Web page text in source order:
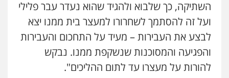
נוער רישום פלילי
0522763105
עו"ד שלומי שרון
פלילי מעצרים וחקירות
0547342002
השתיקה, כך שלבוא ולהגיד שהוא נעדר עבר פלילי
ועל זה להסתמך לשחרורו למעצר בית ממנו יצא
לבצע את העבירות – מעיד על התחכום והעבירות
והפגיעה והמסוכנות שנשקפת ממנו. נבקש
להורות על מעצרו עד לתום ההליכים".